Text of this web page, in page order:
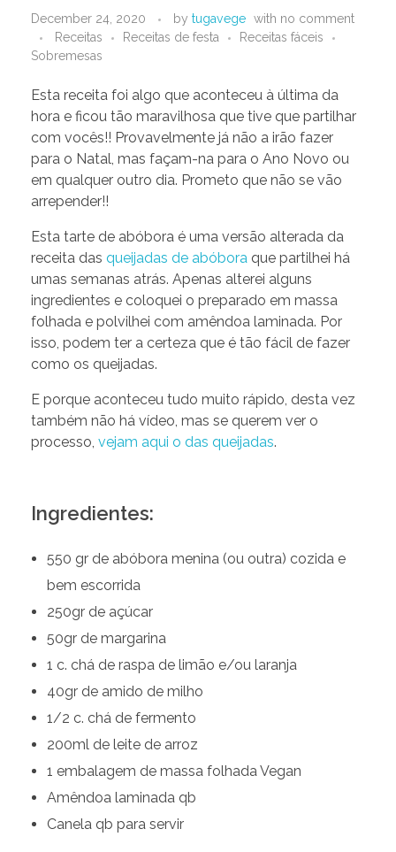
December 24, 2020 by tugavege with no comment
Receitas
Receitas de festa
Receitas fáceis
Sobremesas
Esta receita foi algo que aconteceu à última da
hora e ficou tão maravilhosa que tive que partilhar
com vocês!! Provavelmente já não a irão fazer
para o Natal, mas façam-na para o Ano Novo ou
em qualquer outro dia. Prometo que não se vão
arrepender!!
Esta tarte de abóbora é uma versão alterada da
receita das queijadas de abóbora que partilhei há
umas semanas atrás. Apenas alterei alguns
ingredientes e coloquei o preparado em massa
folhada e polvilhei com amêndoa laminada. Por
isso, podem ter a certeza que é tão fácil de fazer
como os queijadas.
E porque aconteceu tudo muito rápido, desta vez
também não há vídeo, mas se querem ver o
processo, vejam aqui o das queijadas.
Ingredientes:
550 gr de abóbora menina (ou outra) cozida e
bem escorrida
250gr de açúcar
50gr de margarina
1 c. chá de raspa de limão e/ou laranja
40gr de amido de milho
1/2 c. chá de fermento
200ml de leite de arroz
1 embalagem de massa folhada Vegan
Amêndoa laminada qb
Canela qb para servir